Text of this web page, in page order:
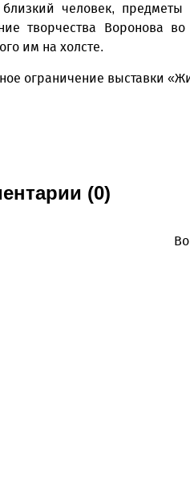
близкий человек,
творчества Воронова
им на холсте.
ограничение выставки
(0)